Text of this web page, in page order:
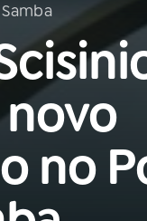
AO VIVO
no